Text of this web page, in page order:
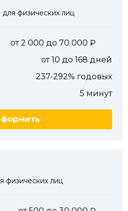
физических лиц
от 2 000 до 70 000
от 10 до 168 дней
237-292% годовых
5 минут
физических лиц